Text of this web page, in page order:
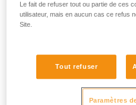
doit utiliser deux systèmes
Le fait de refuser tout ou partie de ces
utilisateur, mais en aucun cas ce refus
Site.
Tout refuser
Paramètres